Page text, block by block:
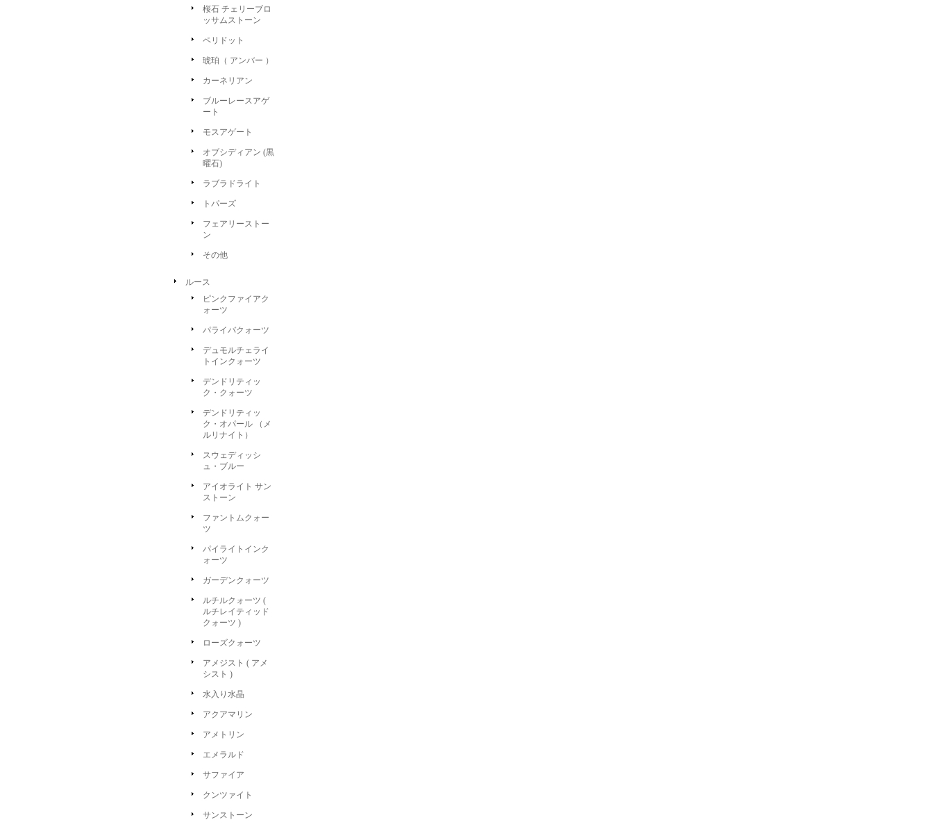
桜石 チェリーブロ
ッサムストーン
ペリドット
琥珀（ アンバー ）
カーネリアン
ブルーレースアゲ
ート
モスアゲート
オブシディアン (黒
曜石)
ラブラドライト
トパーズ
フェアリーストー
ン
その他
ルース
ピンクファイアク
ォーツ
パライバクォーツ
デュモルチェライ
トインクォーツ
デンドリティッ
ク・クォーツ
デンドリティッ
ク・オパール （メ
ルリナイト）
スウェディッシ
ュ・ブルー
アイオライト サン
ストーン
ファントムクォー
ツ
パイライトインク
ォーツ
ガーデンクォーツ
ルチルクォーツ (
ルチレイティッド
クォーツ )
ローズクォーツ
アメジスト ( アメ
シスト )
水入り水晶
アクアマリン
アメトリン
エメラルド
サファイア
クンツァイト
サンストーン